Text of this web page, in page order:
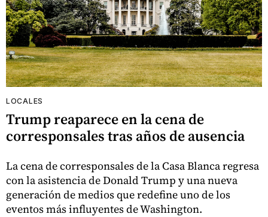
LOCALES
Trump reaparece en la cena de
corresponsales tras años de ausencia
La cena de corresponsales de la Casa Blanca regresa
con la asistencia de Donald Trump y una nueva
generación de medios que redefine uno de los
eventos más influyentes de Washington.